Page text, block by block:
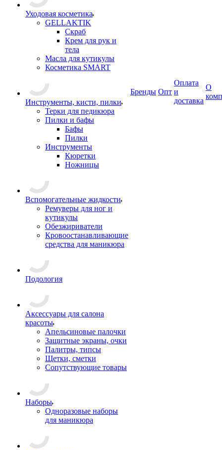
Уходовая косметика
GELLAKTIK
Скраб
Крем для рук и
тела
Масла для кутикулы
Косметика SMART
Инструменты, кисти, пилки
Терки для педикюра
Пилки и бафы
Бафы
Пилки
Инструменты
Кюретки
Ножницы
Вспомогательные жидкости
Ремуверы для ног и
кутикулы
Обезжириватели
Кровоостанавливающие
средства для маникюра
Подология
Аксессуары для салона
красоты
Апельсиновые палочки
Защитные экраны, очки
Палитры, типсы
Щетки, сметки
Сопутствующие товары
Наборы
Одноразовые наборы
для маникюра
Бренды Опт
Оплата
и
доставка
О